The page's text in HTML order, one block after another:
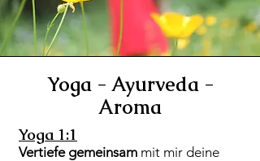
Yoga - Ayurveda -
Aroma
Yoga 1:1
Vertiefe gemeinsam mit mir deine